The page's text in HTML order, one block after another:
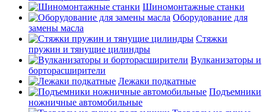
Шиномонтажные станки
Оборудование для
замены масла
Стяжки
пружин и тянущие цилиндры
Вулканизаторы и
борторасширители
Лежаки подкатные
Подъемники
ножничные автомобильные